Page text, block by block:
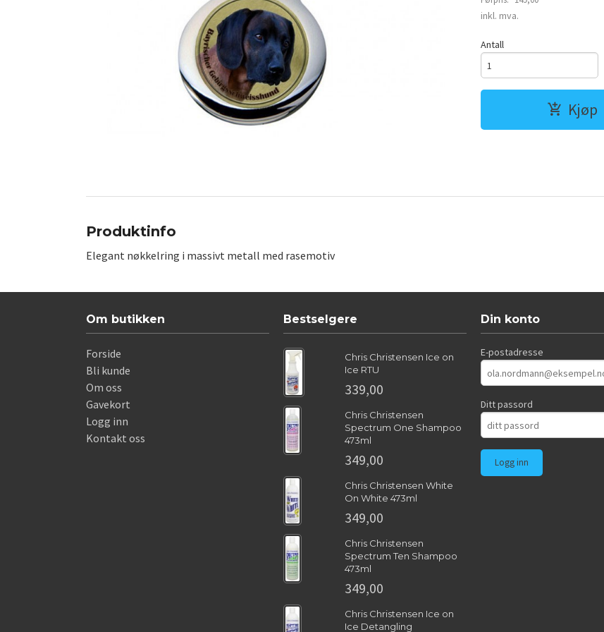
Rabatt
inkl. mva.
Antall
Kjøp
Produktinfo
Elegant nøkkelring i massivt metall med rasemotiv
Om butikken
Forside
Bli kunde
Om oss
Gavekort
Logg inn
Kontakt oss
Bestselgere
Chris Christensen Ice on
Ice RTU
339,00
Chris Christensen
Spectrum One Shampoo
473ml
349,00
Chris Christensen White
On White 473ml
349,00
Chris Christensen
Spectrum Ten Shampoo
473ml
349,00
Chris Christensen Ice on
Ice Detangling
Din konto
E-postadresse
Ditt passord